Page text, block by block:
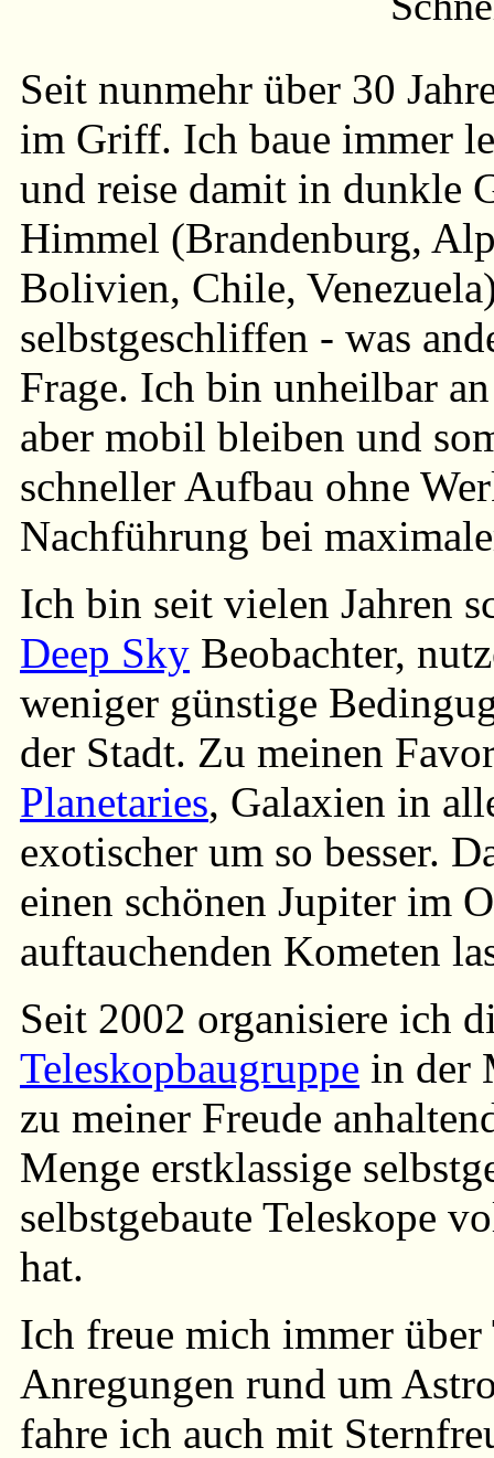
Seit nunmehr über 30
im Griff. Ich baue immer
und reise damit in dunkle
Himmel (Brandenburg,
Bolivien, Chile,
selbstgeschliffen - was
Frage. Ich bin unheilbar
aber mobil bleiben und
schneller Aufbau ohne
Nachführung bei
Ich bin seit vielen Jahren
Deep Sky Beobachter,
weniger günstige
der Stadt. Zu meinen
Planetaries, Galaxien in
exotischer um so besser.
einen schönen Jupiter im
auftauchenden Kometen
Seit 2002 organisiere ich
Teleskopbaugruppe in der
zu meiner Freude
Menge erstklassige
selbstgebaute Teleskope
hat.
Ich freue mich immer
Anregungen rund um
fahre ich auch mit